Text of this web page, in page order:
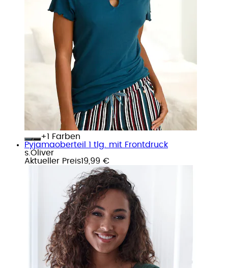
+
Farben
Pyjamaoberteil 1 tlg. mit Frontdruck
s.Oliver
Aktueller Preis19,99 €